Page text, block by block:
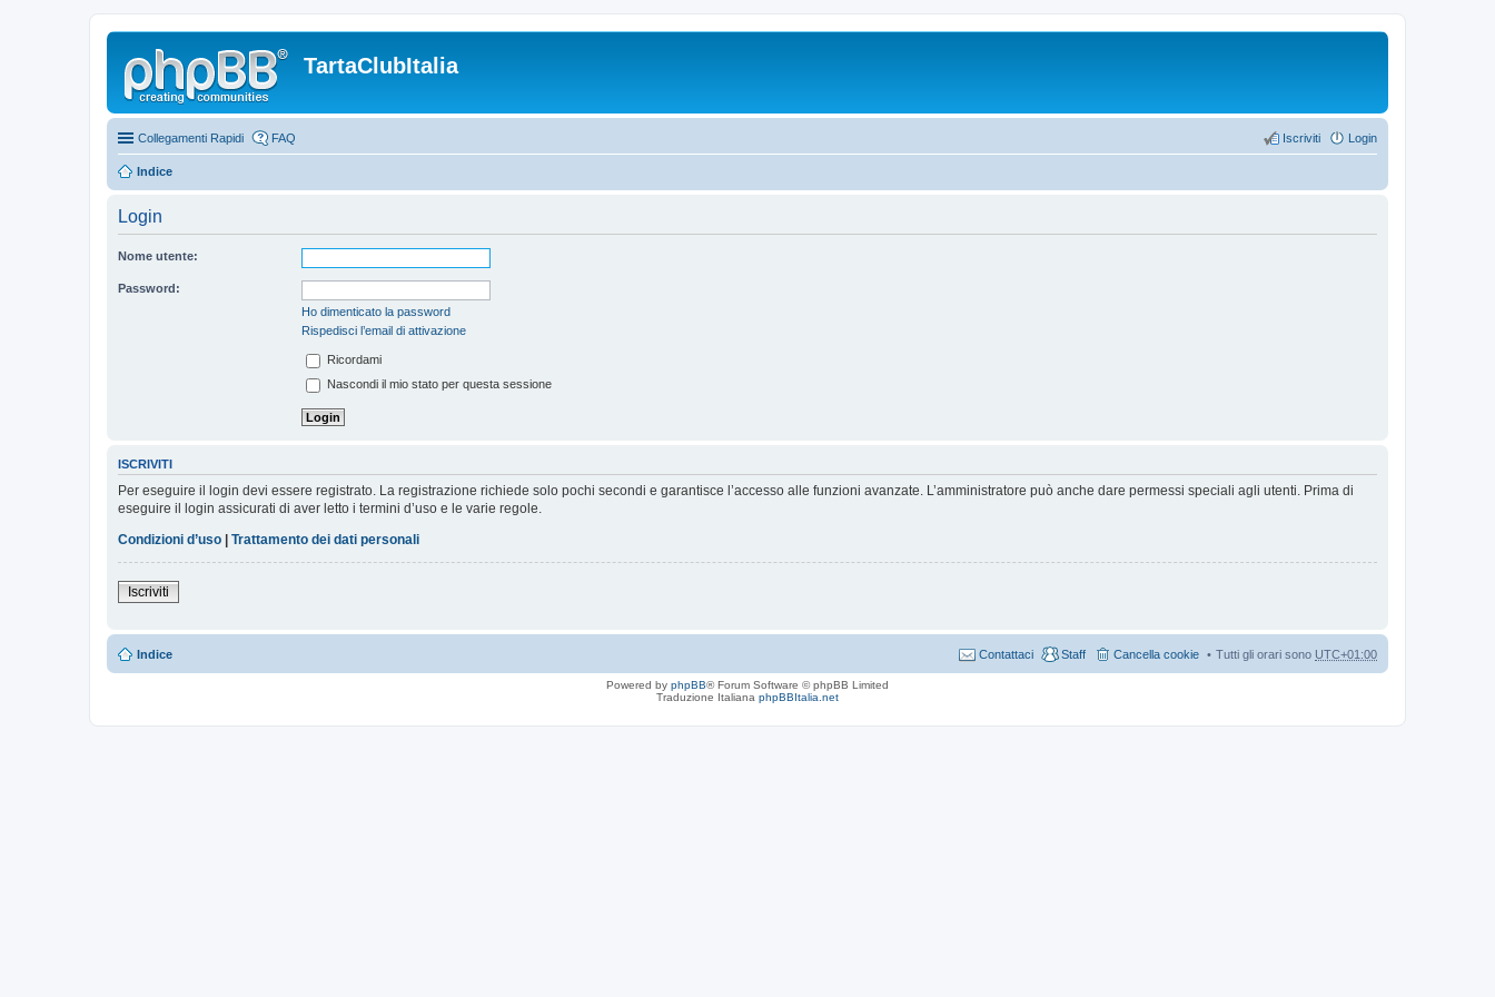
TartaClubItalia
Collegamenti Rapidi FAQ Login
Iscriviti
Indice
Login
Nome utente:
Password:
Ho dimenticato la password
Rispedisci l’email di attivazione
Ricordami
Nascondi il mio stato per questa sessione
ISCRIVITI
Per eseguire il login devi essere registrato. La registrazione richiede solo pochi secondi e garantisce l’accesso alle funzioni avanzate. L’amministratore può anche dare permessi speciali agli utenti. Prima di
eseguire il login assicurati di aver letto i termini d’uso e le varie regole.
Condizioni d’uso | Trattamento dei dati personali
Iscriviti
Indice Tutti gli orari sono UTC+01:00
Cancella cookie
Staff
Contattaci
Powered by phpBB® Forum Software © phpBB Limited
Traduzione Italiana phpBBItalia.net